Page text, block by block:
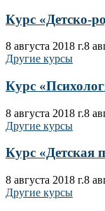
Курс «Детско-
8 августа 2018 г.8
Другие курсы
Курс
8 августа 2018 г.8
Другие курсы
Курс «Детская
8 августа 2018 г.8
Другие курсы